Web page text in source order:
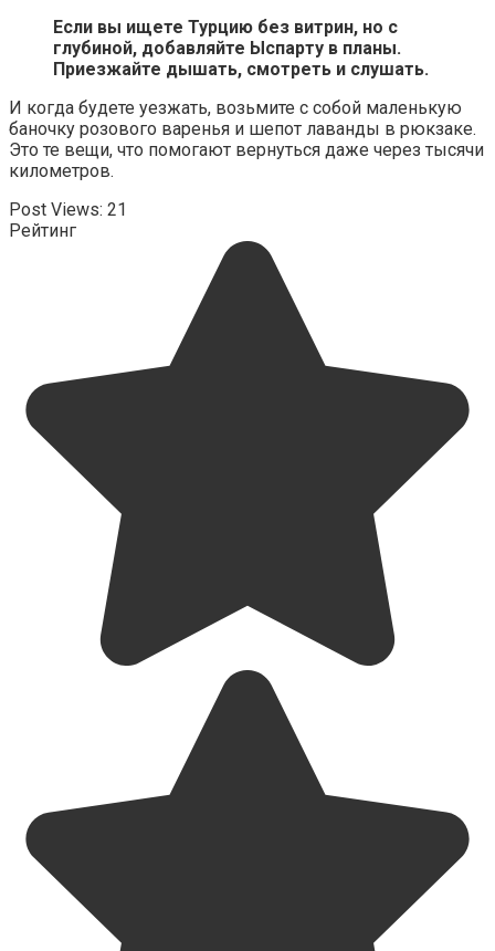
Если вы ищете Турцию без витрин, но с
глубиной, добавляйте Ыспарту в планы.
Приезжайте дышать, смотреть и слушать.
И когда будете уезжать, возьмите с собой маленькую
баночку розового варенья и шепот лаванды в рюкзаке.
Это те вещи, что помогают вернуться даже через тысячи
километров.
Post Views: 21
Рейтинг